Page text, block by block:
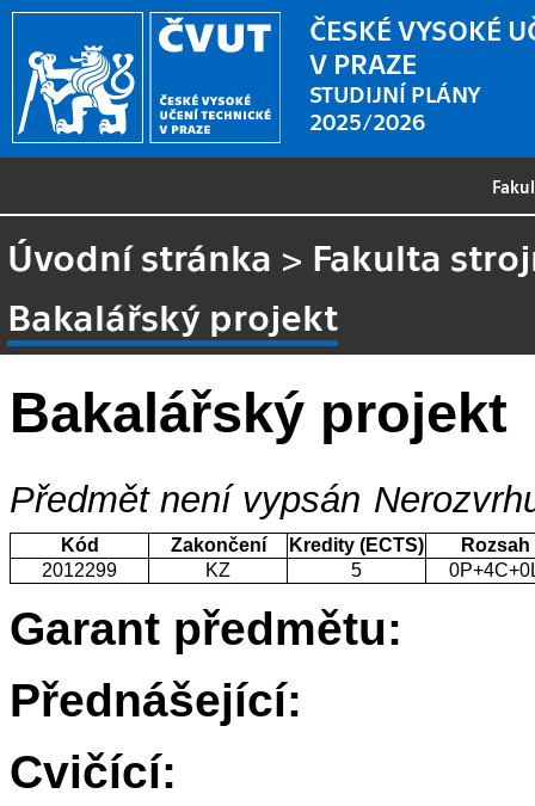
ČESKÉ VYSOKÉ
V PRAZE
STUDIJNÍ PLÁNY
2025/2026
Úvodní stránka > Fakulta
Bakalářský projekt
Bakalářský projekt
Předmět není vypsán
Kód Zakončení Kredity (ECTS)
Rozsah
2012299
KZ 5
Garant předmětu:
Přednášející:
Cvičící: